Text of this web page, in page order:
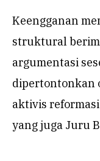
Keengganan
struktural
argumentasi
dipertontonkan
aktivis
yang juga Juru